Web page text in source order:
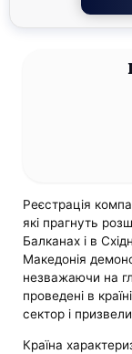
Реєстрація
які прагнуть
Балканах і в
Македонія
незважаючи на
проведені в
сектор і
Країна